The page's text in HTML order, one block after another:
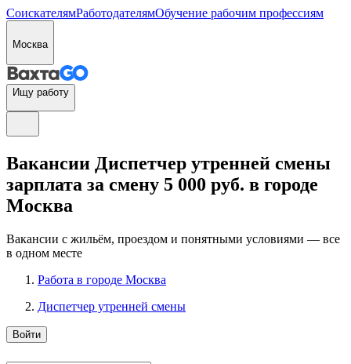
СоискателямРаботодателямОбучение рабочим профессиям
Москва
Ищу работу
Вакансии Диспетчер утренней смены
зарплата за смену 5 000 руб. в городе
Москва
Вакансии с жильём, проездом и понятными условиями — все
в одном месте
Работа в городе Москва
Диспетчер утренней смены
Войти